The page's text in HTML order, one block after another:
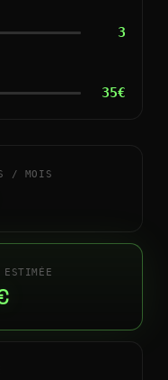
3
35€
/ MOIS
ESTIMÉE